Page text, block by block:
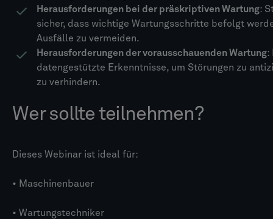
Herausforderungen bei der präskriptiven Wartung:
sicher, dass wichtige Wartungsschritte befolgt
Ausfälle zu vermeiden.
Herausforderungen der vorausschauenden Wartung:
datengestützte Erkenntnisse, um Störungen zu
zu verhindern.
Wer sollte teilnehmen?
Dieses Webinar ist ideal für:
• Maschinenbauer
• Wartungstechniker